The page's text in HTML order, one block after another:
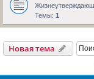
Темы: 1
Новая тема